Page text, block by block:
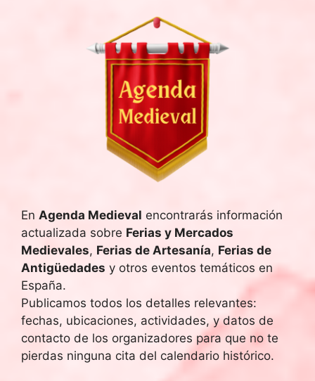
En Agenda Medieval encontrarás información
actualizada sobre Ferias y Mercados
Medievales, Ferias de Artesanía, Ferias de
Antigüedades y otros eventos temáticos en
España.
Publicamos todos los detalles relevantes:
fechas, ubicaciones, actividades, y datos de
contacto de los organizadores para que no te
pierdas ninguna cita del calendario histórico.